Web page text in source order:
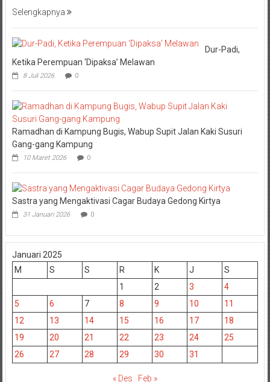
Selengkapnya
Dur-Padi,
Ketika Perempuan ‘Dipaksa’ Melawan
8 Juli 2026 0
Ramadhan di Kampung Bugis, Wabup Supit Jalan Kaki Susuri
Gang-gang Kampung
10 Maret 2026 0
Sastra yang Mengaktivasi Cagar Budaya Gedong Kirtya
31 Januari 2026 0
Januari 2025
M
S S R K J
S
1
2 3
4
5
6 7 8 9 10
11
12
13 14 15 16 17
18
19
20 21 22 23 24
25
26
27 28 29 30 31
« Des Feb »